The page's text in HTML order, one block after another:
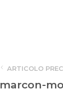
ARTICOLO
marcon-